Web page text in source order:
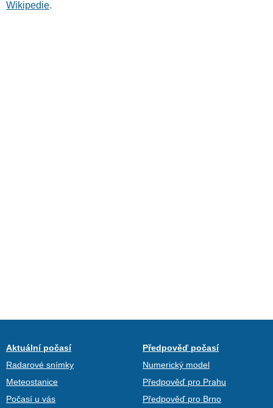
Wikipedie.
Aktuální počasí
Radarové snímky
Meteostanice
Počasí u vás
Předpověď počasí
Numerický model
Předpověď pro Prahu
Předpověď pro Brno